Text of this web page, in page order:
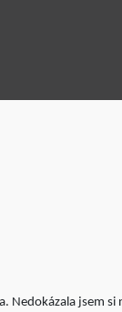
Nedokázala jsem